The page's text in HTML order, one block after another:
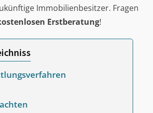
Immobilienbesitzer. Fragen
Erstberatung!